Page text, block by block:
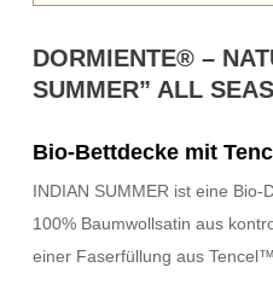
DORMIENTE® –
SUMMER” ALL
Bio-Bettdecke mit
INDIAN SUMMER ist eine
100% Baumwollsatin aus
einer Faserfüllung aus Tencel™.